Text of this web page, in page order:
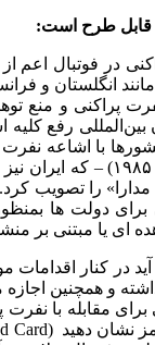
قابل طرح است:
در فوتبال اعم
انگلستان و
پراکنی و منع
بین‌المللی رفع
مدارا» را تصویب
دولت ها
یا مبتنی بر
آید در کنار
و همچنین
مقابله با نفرت